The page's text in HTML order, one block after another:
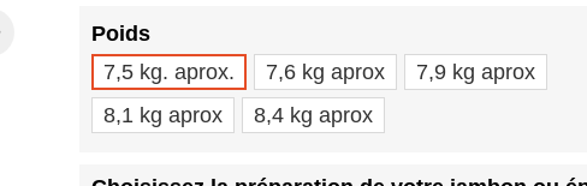
Poids
7,5 kg. aprox.
7,6 kg aprox
7,9 kg aprox
8,1 kg aprox
8,4 kg aprox